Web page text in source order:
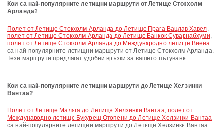
Кои са най-популярните летищни маршрути от Летище Стокхолм
Арланда?
полет от Летище Стокхолм Арланда до Летище Прага Вацлав Хавел,
полет от Летище Стокхолм Арланда до Летище Банкок Суварнабхуми,
полет от Летище Стокхолм Арланда до Международно летище Виена
са най-популярните летищни маршрути от Летище Стокхолм Арланда.
Тези маршрути предлагат удобни връзки за вашето пътуване.
Кои са най-популярните летищни маршрути до Летище Хелзинки
Вантаа?
полет от Летище Малага до Летище Хелзинки Вантаа,полет от
Международно летище Букурещ Отопени до Летище Хелзинки Вантаа
са най-популярните летищни маршрути до Летище Хелзинки Вантаа.